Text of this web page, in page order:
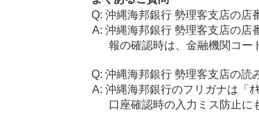
沖縄海邦銀行 勢理客支店の店
沖縄海邦銀行 勢理客支店の店
報の確認時は、金融機関コー
沖縄海邦銀行 勢理客支店の読
沖縄海邦銀行のフリガナは「ｵ
口座確認時の入力ミス防止に